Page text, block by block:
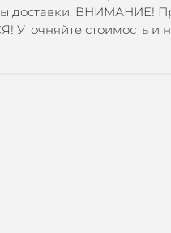
доставки. ВНИМАНИЕ!
стоимость и